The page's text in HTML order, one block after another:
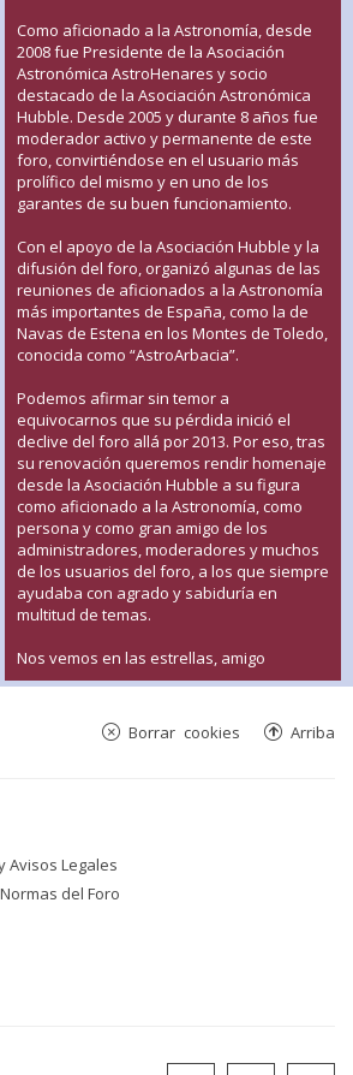
Como aficionado a la Astronomía, desde
2008 fue Presidente de la Asociación
Astronómica AstroHenares y socio
destacado de la Asociación Astronómica
Hubble. Desde 2005 y durante 8 años fue
moderador activo y permanente de este
foro, convirtiéndose en el usuario más
prolífico del mismo y en uno de los
garantes de su buen funcionamiento.
Con el apoyo de la Asociación Hubble y la
difusión del foro, organizó algunas de las
reuniones de aficionados a la Astronomía
más importantes de España, como la de
Navas de Estena en los Montes de Toledo,
conocida como “AstroArbacia”.
Podemos afirmar sin temor a
equivocarnos que su pérdida inició el
declive del foro allá por 2013. Por eso, tras
su renovación queremos rendir homenaje
desde la Asociación Hubble a su figura
como aficionado a la Astronomía, como
persona y como gran amigo de los
administradores, moderadores y muchos
de los usuarios del foro, a los que siempre
ayudaba con agrado y sabiduría en
multitud de temas.
Nos vemos en las estrellas, amigo
Arriba
Borrar cookies
Avisos Legales
del Foro